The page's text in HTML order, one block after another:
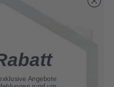
Angebote